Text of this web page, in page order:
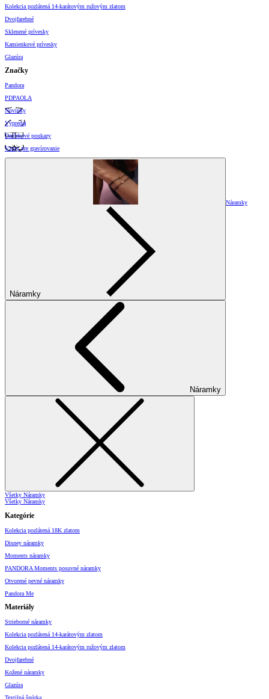
Kolekcia pozlátená 14-karátovým ružovým zlatom
Dvojfarebné
Sklenené prívesky
Kamienkové prívesky
Glazúra
Značky
Pandora
PDPAOLA
Novinky
Výpredaj
Darčekové poukazy
Vzory pre gravírovanie
Náramky
Náramky
Náramky
Všetky Náramky
Všetky Náramky
Kategórie
Kolekcia pozlátená 18K zlatom
Disney náramky
Moments náramky
PANDORA Moments posuvné náramky
Otvorené pevné náramky
Pandora Me
Materiály
Strieborné náramky
Kolekcia pozlátená 14-karátovým zlatom
Kolekcia pozlátená 14-karátovým ružovým zlatom
Dvojfarebné
Kožené náramky
Glazúra
Textilná šnúrka